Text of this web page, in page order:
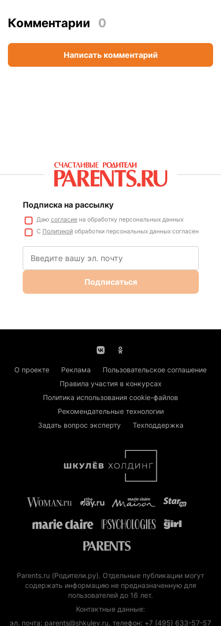
Комментарии 0
Написать комментарий
Подписка на рассылку
Даю согласиена обработку персональных данных
С Политикойобработки персональных данных согласен
Подписаться
О проекте Реклама
Пользовательское соглашение
Правила участия в конкурсах
Политика использования cookie-файлов
Рекомендательные технологии
Задать вопрос эксперту
Техподдержка
Parents.ru (Родители.ру). Отдельные публикации могут
содержать информацию не предназначенную для
пользователей до 16 лет.
Контактные данные:
эл. почта: parents@shkulev.ru, телефон: +7 (495) 633-57-57